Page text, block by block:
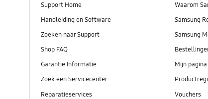
Support Home
Handleiding en Software
Zoeken naar Support
Shop FAQ
Garantie Informatie
Zoek een Servicecenter
Reparatieservices
Waarom
Samsung
Samsung
Mijn pagina
Vouchers